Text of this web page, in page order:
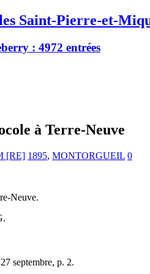
Saint-Pierre-et-
: 4972 entrées
à Terre-Neuve
[RE] 1895, MONTORGUEIL 0
Neuve.
septembre, p. 2.